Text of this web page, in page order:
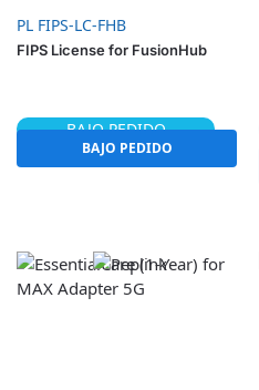
PL FIPS-LC-FHB
FIPS License for FusionHub
BAJO PEDIDO
BAJO PEDIDO